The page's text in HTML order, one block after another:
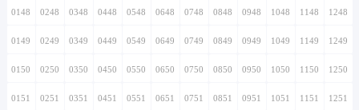
0148 0248 0348 0448 0548 0648 0748 0848 0948 1048 1148 1248
0149 0249 0349 0449 0549 0649 0749 0849 0949 1049 1149 1249
0150 0250 0350 0450 0550 0650 0750 0850 0950 1050 1150 1250
0151 0251 0351 0451 0551 0651 0751 0851 0951 1051 1151 1251